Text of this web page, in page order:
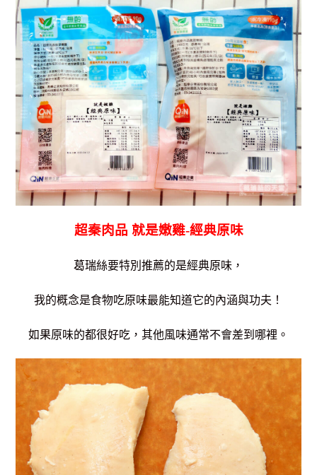
超秦肉品 就是嫩雞-經典原味
葛瑞絲要特別推薦的是經典原味，
我的概念是食物吃原味最能知道它的內涵與功夫！
如果原味的都很好吃，其他風味通常不會差到哪裡。